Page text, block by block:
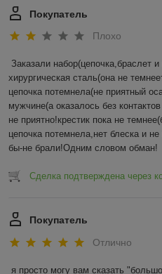
Покупатель
Плохо
Заказали набор(цепочка,браслет
хирургическая сталь(она не
цепочка потемнела(не приятный
мужчине(а оказалось без
не приятно!крестик пока не
цепочка потемнела,нет блеска и
бы-не брали!Одним словом обман!
Сделка подтверждена через
Покупатель
Отлично
я просто могу вам сказать